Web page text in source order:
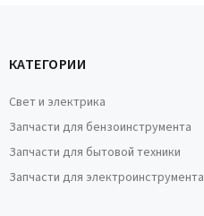
КАТЕГОРИИ
Свет и электрика
Запчасти для бензоинструмента
Запчасти для бытовой техники
Запчасти для электроинструмента